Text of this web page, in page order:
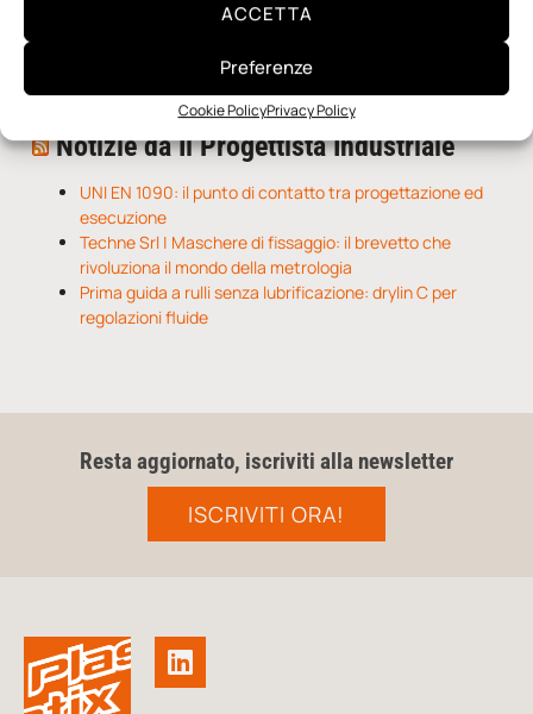
ACCETTA
Preferenze
Cookie PolicyPrivacy Policy
Una nuova mano robotica passa da una pinza all’altra
O-Ring, tecnica e applicazioni
Notizie da Il Progettista Industriale
UNI EN 1090: il punto di contatto tra progettazione ed
esecuzione
Techne Srl | Maschere di fissaggio: il brevetto che
rivoluziona il mondo della metrologia
Prima guida a rulli senza lubrificazione: drylin C per
regolazioni fluide
Resta aggiornato, iscriviti alla newsletter
ISCRIVITI ORA!